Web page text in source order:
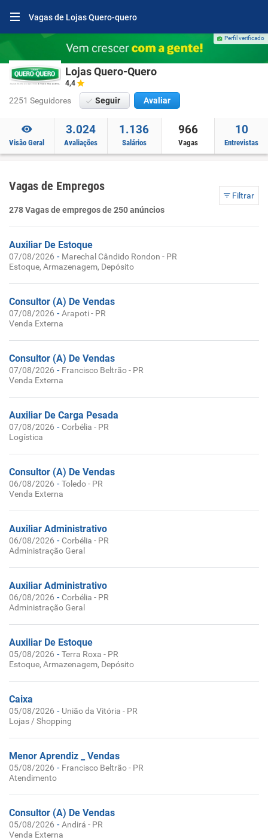
Vagas de Lojas Quero-quero
Perfil verificado
Lojas Quero-Quero
4,4
2251 Seguidores Seguir Avaliar
Visão Geral
3.024
Avaliações
1.136
Salários
966
Vagas
10
Entrevistas
Vagas de Empregos
Filtrar
278 Vagas de empregos de 250 anúncios
Auxiliar De Estoque
07/08/2026 - Marechal Cândido Rondon - PR
Estoque, Armazenagem, Depósito
Consultor (A) De Vendas
07/08/2026 -Arapoti - PR
Venda Externa
Consultor (A) De Vendas
07/08/2026 - Francisco Beltrão - PR
Venda Externa
Auxiliar De Carga Pesada
07/08/2026 - Corbélia - PR
Logística
Consultor (A) De Vendas
06/08/2026 -Toledo - PR
Venda Externa
Auxiliar Administrativo
06/08/2026 - Corbélia - PR
Administração Geral
Auxiliar Administrativo
06/08/2026 - Corbélia - PR
Administração Geral
Auxiliar De Estoque
05/08/2026 -Terra Roxa - PR
Estoque, Armazenagem, Depósito
Caixa
05/08/2026 - União da Vitória - PR
Lojas / Shopping
Menor Aprendiz _ Vendas
05/08/2026 - Francisco Beltrão - PR
Atendimento
Consultor (A) De Vendas
05/08/2026 -Andirá - PR
Venda Externa